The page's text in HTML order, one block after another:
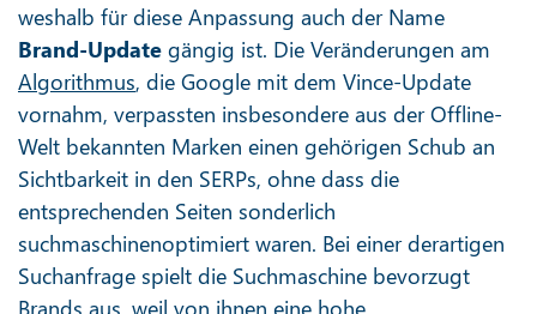
weshalb für diese Anpassung auch der Name
Brand-Update gängig ist. Die Veränderungen am
Algorithmus, die Google mit dem Vince-Update
vornahm, verpassten insbesondere aus der Offline-
Welt bekannten Marken einen gehörigen Schub an
Sichtbarkeit in den SERPs, ohne dass die
entsprechenden Seiten sonderlich
suchmaschinenoptimiert waren. Bei einer derartigen
Suchanfrage spielt die Suchmaschine bevorzugt
Brands aus, weil von ihnen eine hohe